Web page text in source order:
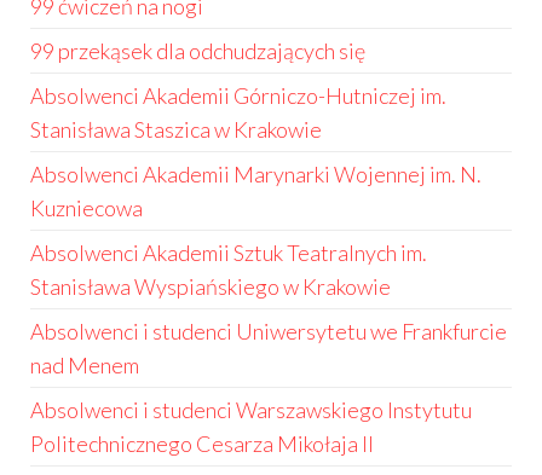
99 ćwiczeń na nogi
99 przekąsek dla odchudzających się
Absolwenci Akademii Górniczo-Hutniczej im.
Stanisława Staszica w Krakowie
Absolwenci Akademii Marynarki Wojennej im. N.
Kuzniecowa
Absolwenci Akademii Sztuk Teatralnych im.
Stanisława Wyspiańskiego w Krakowie
Absolwenci i studenci Uniwersytetu we Frankfurcie
nad Menem
Absolwenci i studenci Warszawskiego Instytutu
Politechnicznego Cesarza Mikołaja II